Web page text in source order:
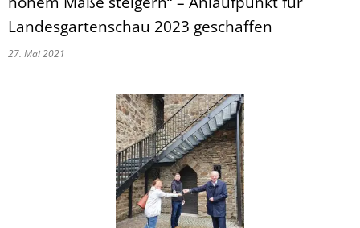
Landesgartenschau 2023 geschaffen
27. Mai 2021